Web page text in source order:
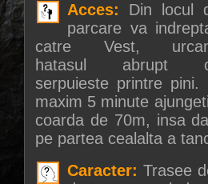
Acces: Din locul
parcare va
catre Vest,
hatasul abrupt
serpuieste printre pini.
maxim 5 minute
coarda de 70m, insa
pe partea cealalta a
Caracter:Trasee